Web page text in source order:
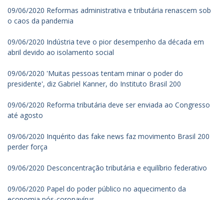
09/06/2020 Reformas administrativa e tributária renascem sob
o caos da pandemia
09/06/2020 Indústria teve o pior desempenho da década em
abril devido ao isolamento social
09/06/2020 'Muitas pessoas tentam minar o poder do
presidente', diz Gabriel Kanner, do Instituto Brasil 200
09/06/2020 Reforma tributária deve ser enviada ao Congresso
até agosto
09/06/2020 Inquérito das fake news faz movimento Brasil 200
perder força
09/06/2020 Desconcentração tributária e equilíbrio federativo
09/06/2020 Papel do poder público no aquecimento da